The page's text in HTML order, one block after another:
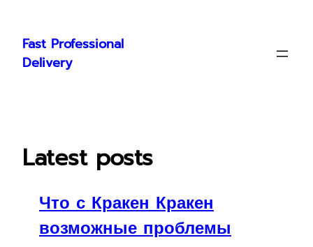
content
Fast Professional
Delivery
Latest posts
Что с Кракен Кракен
возможные проблемы